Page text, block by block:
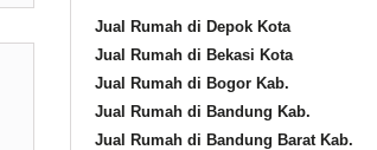
Jual Rumah di Depok Kota
Jual Rumah di Bekasi Kota
Jual Rumah di Bogor Kab.
Jual Rumah di Bandung Kab.
Jual Rumah di Bandung Barat Kab.